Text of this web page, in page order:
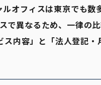
オフィスは東京でも数
異なるため、一律の
内容」と「法人登記・